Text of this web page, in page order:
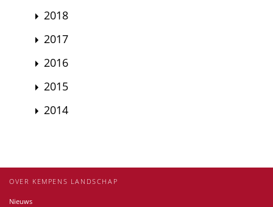
2018
2017
2016
2015
2014
OVER KEMPENS LANDSCHAP
Nieuws